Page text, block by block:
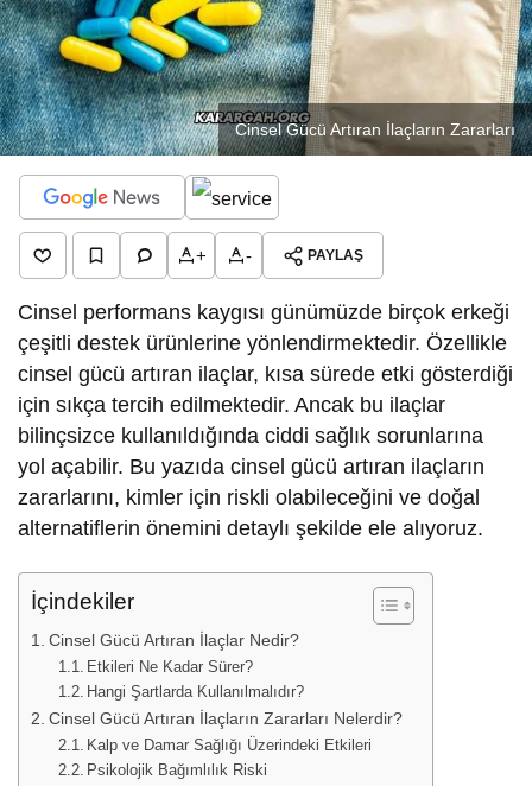
Cinsel Gücü Artıran İlaçların Zararları
+ - PAYLAŞ
Cinsel performans kaygısı günümüzde birçok erkeği
çeşitli destek ürünlerine yönlendirmektedir. Özellikle
cinsel gücü artıran ilaçlar, kısa sürede etki gösterdiği
için sıkça tercih edilmektedir. Ancak bu ilaçlar
bilinçsizce kullanıldığında ciddi sağlık sorunlarına
yol açabilir. Bu yazıda cinsel gücü artıran ilaçların
zararlarını, kimler için riskli olabileceğini ve doğal
alternatiflerin önemini detaylı şekilde ele alıyoruz.
İçindekiler
Cinsel Gücü Artıran İlaçlar Nedir?
Etkileri Ne Kadar Sürer?
Hangi Şartlarda Kullanılmalıdır?
Cinsel Gücü Artıran İlaçların Zararları Nelerdir?
Kalp ve Damar Sağlığı Üzerindeki Etkileri
Psikolojik Bağımlılık Riski